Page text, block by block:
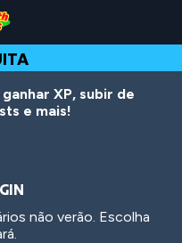
XP, subir de
e mais!
não verão. Escolha